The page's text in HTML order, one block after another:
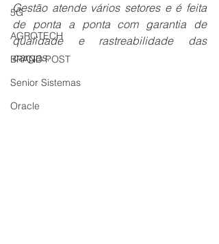
5G
AGROTECH
BRAND POST
Senior Sistemas
Oracle
Gestão atende vários setores e é feita
de ponta a ponta com garantia de
qualidade e rastreabilidade das
cargas.